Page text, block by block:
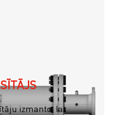
izmanto, lai